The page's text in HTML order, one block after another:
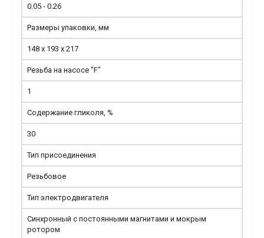
0.05 - 0.26
Размеры упаковки, мм
148 х 193 х 217
Резьба на насосе "F"
1
Содержание гликоля, %
30
Тип присоединения
Резьбовое
Тип электродвигателя
Синхронный с постоянными магнитами и мокрым
ротором